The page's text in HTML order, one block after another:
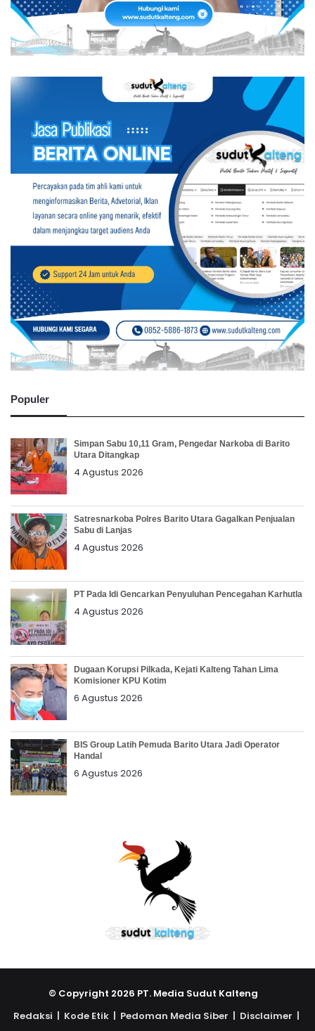
Populer
Simpan Sabu 10,11 Gram, Pengedar Narkoba di Barito
Utara Ditangkap
4 Agustus 2026
Satresnarkoba Polres Barito Utara Gagalkan Penjualan
Sabu di Lanjas
4 Agustus 2026
PT Pada Idi Gencarkan Penyuluhan Pencegahan Karhutla
4 Agustus 2026
Dugaan Korupsi Pilkada, Kejati Kalteng Tahan Lima
Komisioner KPU Kotim
6 Agustus 2026
BIS Group Latih Pemuda Barito Utara Jadi Operator
Handal
6 Agustus 2026
© Copyright 2026 PT. Media Sudut Kalteng
Redaksi | Kode Etik | Pedoman Media Siber | Disclaimer |